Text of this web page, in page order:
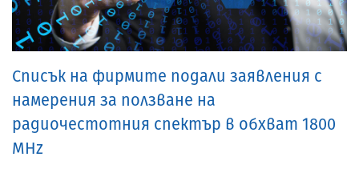
Списък на фирмите подали заявления с
намерения за ползване на
радиочестотния спектър в обхват 1800
MHz